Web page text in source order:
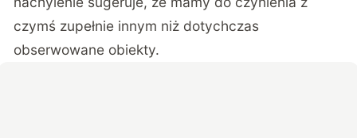
czymś zupełnie innym niż dotychczas
obserwowane obiekty.